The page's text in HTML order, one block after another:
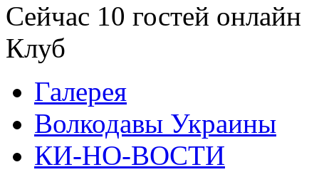
Сейчас 10 гостей онлайн
Клуб
Галерея
Волкодавы Украины
КИ-НО-ВОСТИ